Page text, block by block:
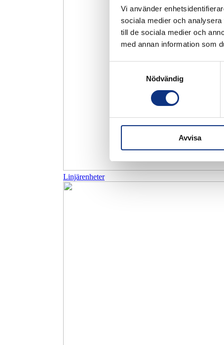
Vi använder
sociala medier och
till de sociala medier och
med annan information som
Nödvändig
Avvisa
Linjärenheter